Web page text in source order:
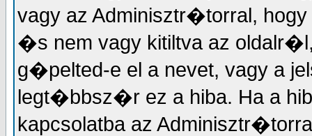
vagy az Adminisztr�torral,
�s nem vagy kitiltva az
g�pelted-e el a nevet, vagy a
legt�bbsz�r ez a hiba. Ha a
kapcsolatba az